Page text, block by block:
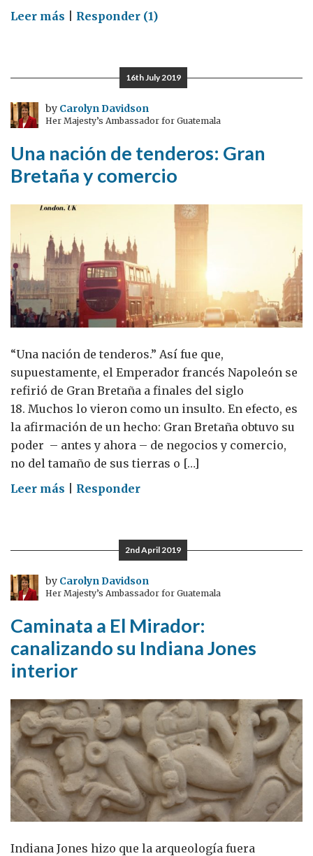
Leer más on
también
las
películas,
drama
educación…..
Responder (1)
16th July 2019
by Carolyn Davidson
Her Majesty’s Ambassador for Guatemala
Una nación de tenderos: Gran
Bretaña y comercio
“Una nación de tenderos.” Así fue que,
supuestamente, el Emperador francés Napoleón se
refirió de Gran Bretaña a finales del siglo
18. Muchos lo vieron como un insulto. En efecto, es
la afirmación de un hecho: Gran Bretaña obtuvo su
poder – antes y ahora – de negocios y comercio,
no del tamaño de sus tierras o […]
Leer más on
tenderos:
Gran
Bretaña
comercio
Responder
2nd April 2019
by Carolyn Davidson
Her Majesty’s Ambassador for Guatemala
Caminata a El Mirador:
canalizando su Indiana Jones
interior
Indiana Jones hizo que la arqueología fuera